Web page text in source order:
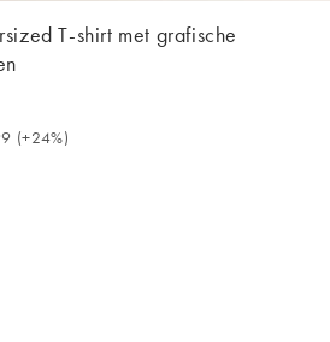
T-shirt met grafische
prijs € 12,99 (+24%). Was € 22,99.
(+24%)